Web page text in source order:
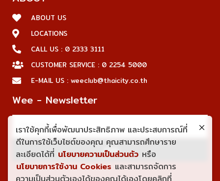
ABOUT US
LOCATIONS
CALL US : 0 2333 3111
CUSTOMER SERVICE : 0 2254 5000
E-MAIL US : weeclub@thaicity.co.th
Wee - Newsletter
JOIN
เราใช้คุกกี้เพื่อพัฒนาประสิทธิภาพ และประสบการณ์ที่
ดีในการใช้เว็บไซต์ของคุณ คุณสามารถศึกษาราย
ละเอียดได้ที่ นโยบายความเป็นส่วนตัว หรือ
นโยบายการใช้งาน Cookies และสามารถจัดการ